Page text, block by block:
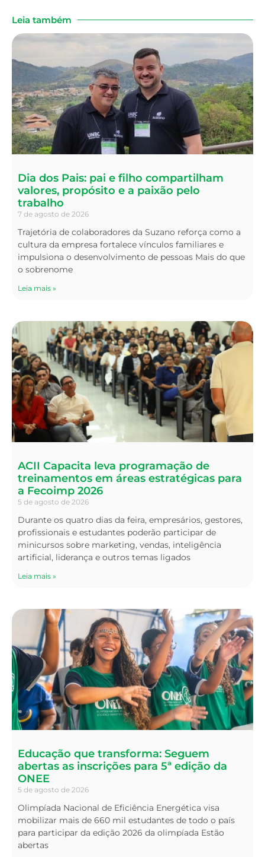
Leia também
Dia dos Pais: pai e filho compartilham
valores, propósito e a paixão pelo
trabalho
7 de agosto de 2026
Trajetória de colaboradores da Suzano reforça como a
cultura da empresa fortalece vínculos familiares e
impulsiona o desenvolvimento de pessoas Mais do que
o sobrenome
Leia mais »
ACII Capacita leva programação de
treinamentos em áreas estratégicas para
a Fecoimp 2026
5 de agosto de 2026
Durante os quatro dias da feira, empresários, gestores,
profissionais e estudantes poderão participar de
minicursos sobre marketing, vendas, inteligência
artificial, liderança e outros temas ligados
Leia mais »
Educação que transforma: Seguem
abertas as inscrições para 5ª edição da
ONEE
5 de agosto de 2026
Olimpíada Nacional de Eficiência Energética visa
mobilizar mais de 660 mil estudantes de todo o país
para participar da edição 2026 da olimpíada Estão
abertas